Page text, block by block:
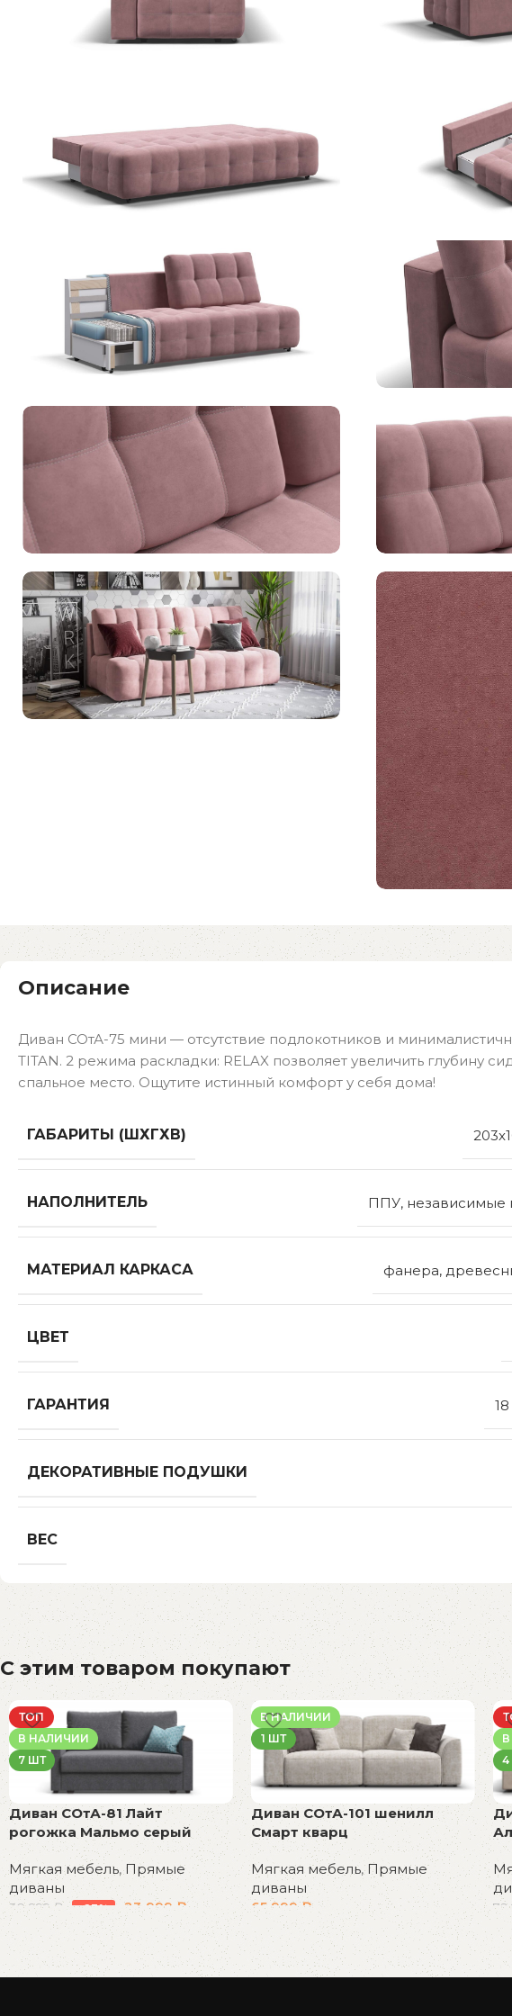
Описание
Диван СОтА-75 мини — отсутствие подлокотников и
TITAN. 2 режима раскладки: RELAX позволяет увеличить глубину
спальное место. Ощутите истинный комфорт у себя дома!
ГАБАРИТЫ (ШХГХВ)
НАПОЛНИТЕЛЬ ППУ, независимые
МАТЕРИАЛ КАРКАСА фанера,
ЦВЕТ
ГАРАНТИЯ
ДЕКОРАТИВНЫЕ ПОДУШКИ
ВЕС
С этим товаром покупают
ТОП
В НАЛИЧИИ
7 ШТ
Диван СОтА-81 Лайт
рогожка Мальмо серый
Мягкая мебель,Прямые
диваны
30 999 ₽ -23% 23 999 ₽
В корзину
В НАЛИЧИИ
1 ШТ
Диван СОтА-101 шенилл
Смарт кварц
Мягкая мебель,Прямые
диваны
65 999₽
В корзину
4
72
Read More